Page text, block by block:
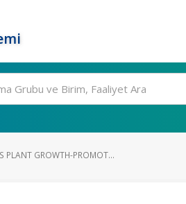
PLANT GROWTH-PROMOT...